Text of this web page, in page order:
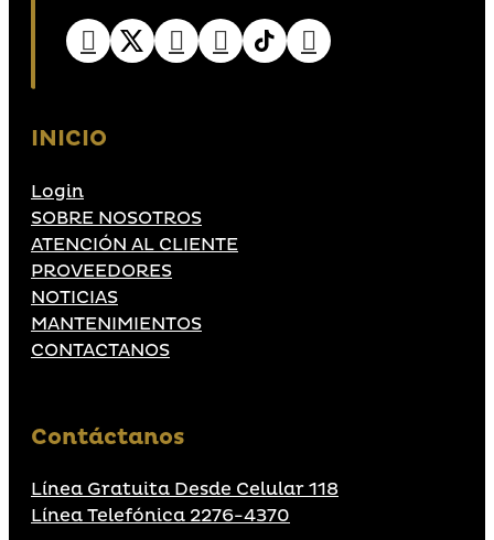
INICIO
Login
SOBRE NOSOTROS
ATENCIÓN AL CLIENTE
PROVEEDORES
NOTICIAS
MANTENIMIENTOS
CONTACTANOS
Contáctanos
Línea Gratuita Desde Celular 118
Línea Telefónica 2276-4370